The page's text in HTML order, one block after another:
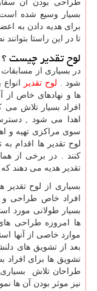
طراحی بودن آن
بسیار وسیع شده
برای هدیه دادن به
تا در این راستا
لوح تقدیر چیست ؟
در بسیاری از مسابقات
شود . لوح تقدیر
ها و نهادهای خاص از
افراد بسیار تلاش می
اهدا می شود ,
سوی مراکزی تهیه و
لوح تقدیر ها اقدام
کنند . در برخی از
تقدیر هدیه می دهند
بسیاری از لوح
افراد خاص طراحی و
بسیار طولانی مورد
ها امروزه طراحی
موارد خاصی از آنها
بعد از تشویق های
تشویق ها برای افراد
طراحان تلاش
نیز موثر بودن آن ها